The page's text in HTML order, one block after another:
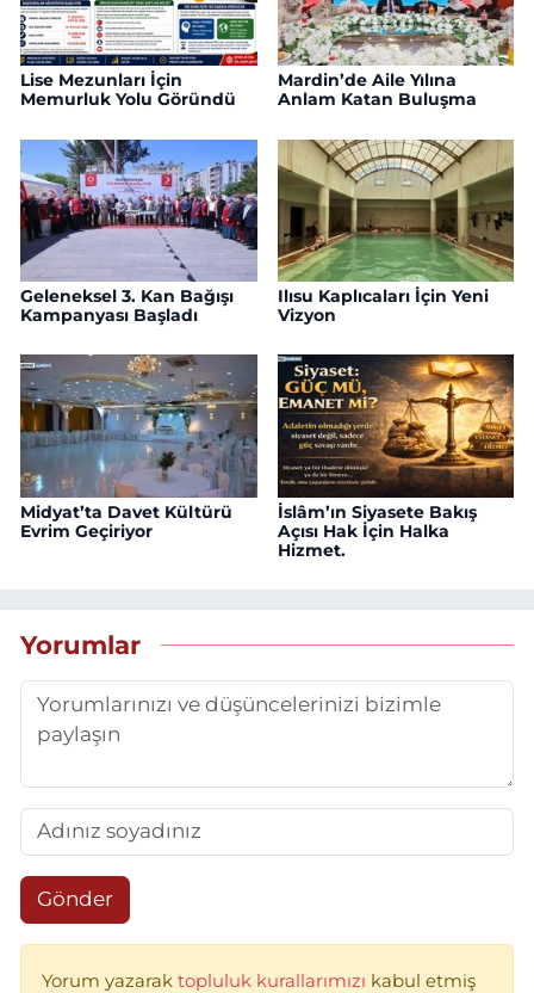
Lise Mezunları İçin
Memurluk Yolu Göründü
Mardin’de Aile Yılına
Anlam Katan Buluşma
Geleneksel 3. Kan Bağışı
Kampanyası Başladı
Ilısu Kaplıcaları İçin Yeni
Vizyon
Midyat’ta Davet Kültürü
Evrim Geçiriyor
İslâm’ın Siyasete Bakış
Açısı Hak İçin Halka
Hizmet.
Yorumlar
Gönder
Yorum yazarak topluluk kurallarımızı kabul etmiş